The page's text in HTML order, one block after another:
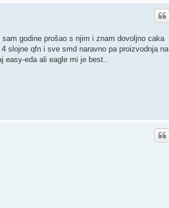
godine prošao s njim i znam dovoljno caka
slojne qfn i sve smd naravno pa proizvodnja na
easy-eda ali eagle mi je best..